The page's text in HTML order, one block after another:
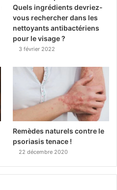
Quels ingrédients devriez-
vous rechercher dans les
nettoyants antibactériens
pour le visage ?
3 février 2022
Remèdes naturels contre le
psoriasis tenace !
22 décembre 2020